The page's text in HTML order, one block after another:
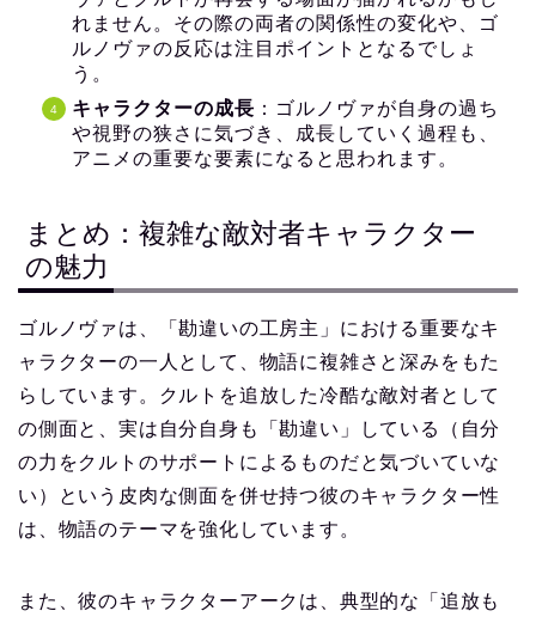
れません。その際の両者の関係性の変化や、ゴ
ルノヴァの反応は注目ポイントとなるでしょ
う。
キャラクターの成長 ：ゴルノヴァが自身の過ち
や視野の狭さに気づき、成長していく過程も、
アニメの重要な要素になると思われます。
まとめ：複雑な敵対者キャラクター
の魅力
ゴルノヴァは、「勘違いの工房主」における重要なキ
ャラクターの一人として、物語に複雑さと深みをもた
らしています。クルトを追放した冷酷な敵対者として
の側面と、実は自分自身も「勘違い」している（自分
の力をクルトのサポートによるものだと気づいていな
い）という皮肉な側面を併せ持つ彼のキャラクター性
は、物語のテーマを強化しています。
また、彼のキャラクターアークは、典型的な「追放も